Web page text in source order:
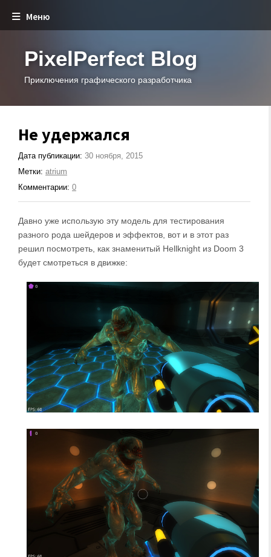
Меню
PixelPerfect Blog
Приключения графического разработчика
Не удержался
Дата публикации: 30 ноября, 2015
Метки: atrium
Комментарии: 0
Давно уже использую эту модель для тестирования
разного рода шейдеров и эффектов, вот и в этот раз
решил посмотреть, как знаменитый Hellknight из Doom 3
будет смотреться в движке: